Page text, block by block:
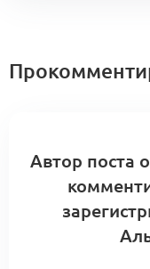
Меморандум о
Клиентский
0 комментариев
Автор поста